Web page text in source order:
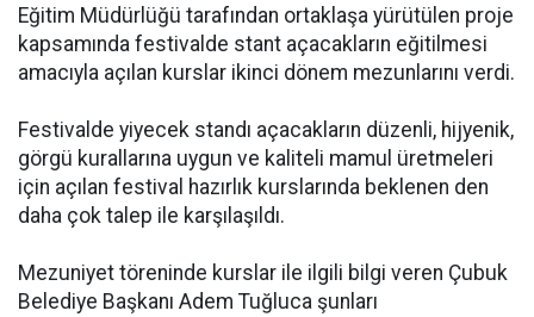
Eğitim Müdürlüğü tarafından ortaklaşa yürütülen proje
kapsamında festivalde stant açacakların eğitilmesi
amacıyla açılan kurslar ikinci dönem mezunlarını verdi.
Festivalde yiyecek standı açacakların düzenli, hijyenik,
görgü kurallarına uygun ve kaliteli mamul üretmeleri
için açılan festival hazırlık kurslarında beklenen den
daha çok talep ile karşılaşıldı.
Mezuniyet töreninde kurslar ile ilgili bilgi veren Çubuk
Belediye Başkanı Adem Tuğluca şunları